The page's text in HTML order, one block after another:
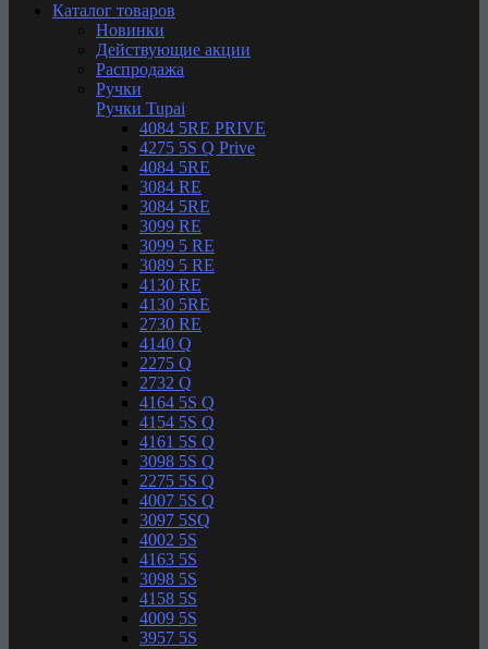
Каталог товаров
Новинки
Действующие акции
Распродажа
Ручки
Ручки Tupai
4084 5RE PRIVE
4275 5S Q Prive
4084 5RE
3084 RE
3084 5RE
3099 RE
3099 5 RE
3089 5 RE
4130 RE
4130 5RE
2730 RE
4140 Q
2275 Q
2732 Q
4164 5S Q
4154 5S Q
4161 5S Q
3098 5S Q
2275 5S Q
4007 5S Q
3097 5SQ
4002 5S
4163 5S
3098 5S
4158 5S
4009 5S
3957 5S